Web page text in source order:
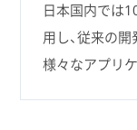
日本国内では
用し、従来の
様々なアプリ